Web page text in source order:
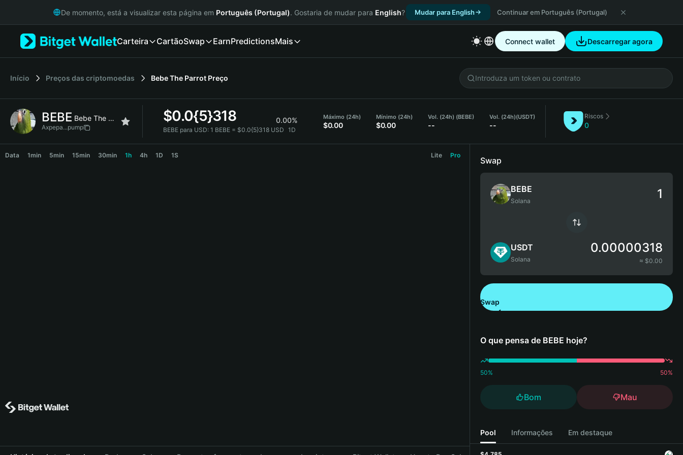
Русский
Italiano
简体中文
繁體中文
Bahasa Indonesia
De momento, está a visualizar esta página em Português (Portugal). Gostaria de mudar para English? Mudar para English Continuar em Português (Portugal)
Carteira CartãoSwap EarnPredictionsMais Connect wallet Descarregar agora
Início Preços das criptomoedas Bebe The Parrot Preço
BEBE Bebe The Parrot
Axpepa...pump
$0.0{5}318 0.00%
BEBE para USD: 1 BEBE = $0.0{5}318 USD 1D
Máximo (24h)
$0.00
Mínimo (24h)
$0.00
Vol. (24h) (BEBE)
--
Vol. (24h)(USDT)
--
Riscos
0
Data 1min 5min 15min 30min 1h 4h 1D 1S Lite Pro
Swap
BEBE
Solana
USDT
Solana
0.00000318
≈ $0.00
Swap
O que pensa de BEBE hoje?
50% 50%
Bom Mau
Pool Informações Em destaque